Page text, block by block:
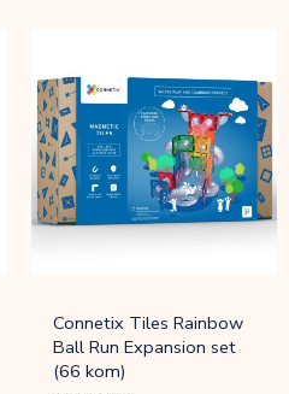
Connetix Tiles Rainbow
Ball Run Expansion set
(66 kom)